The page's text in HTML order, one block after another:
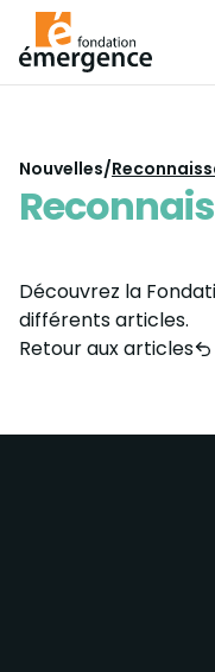
Nouvelles/
Découvrez la
différents articles.
Retour aux articles